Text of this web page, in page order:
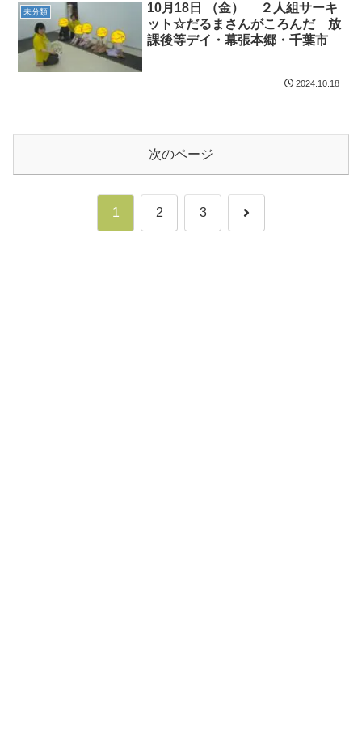
未分類
10月18日 （金） ２人組サーキ
ット☆だるまさんがころんだ 放
課後等デイ・幕張本郷・千葉市
2024.10.18
次のページ
1 2 3 次